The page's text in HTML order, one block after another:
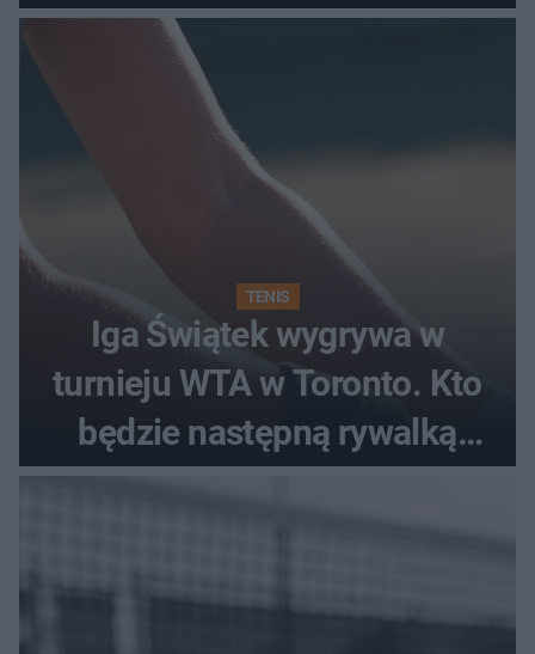
TENIS
Iga Świątek wygrywa w
turnieju WTA w Toronto. Kto
będzie następną rywalką
Polki?